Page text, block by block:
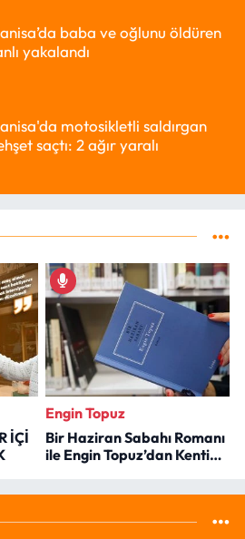
baba ve oğlunu öldüren
yakalandı
motosikletli saldırgan
saçtı: 2 ağır yaralı
İÇİ
Engin Topuz
Bir Haziran Sabahı Romanı
ile Engin Topuz’dan Kenti